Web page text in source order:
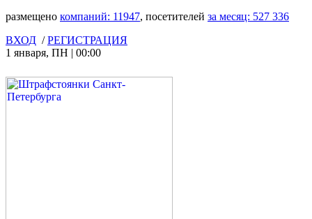
размещено компаний: 11947, посетителей за месяц: 527 336
ВХОД /РЕГИСТРАЦИЯ
1 января, ПН | 00:00